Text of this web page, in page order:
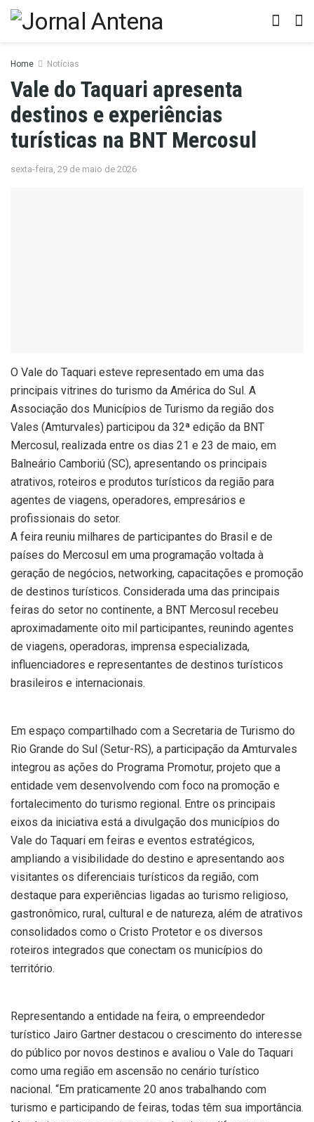
Home Notícias
Vale do Taquari apresenta
destinos e experiências
turísticas na BNT Mercosul
sexta-feira, 29 de maio de 2026
O Vale do Taquari esteve representado em uma das
principais vitrines do turismo da América do Sul. A
Associação dos Municípios de Turismo da região dos
Vales (Amturvales) participou da 32ª edição da BNT
Mercosul, realizada entre os dias 21 e 23 de maio, em
Balneário Camboriú (SC), apresentando os principais
atrativos, roteiros e produtos turísticos da região para
agentes de viagens, operadores, empresários e
profissionais do setor.
A feira reuniu milhares de participantes do Brasil e de
países do Mercosul em uma programação voltada à
geração de negócios, networking, capacitações e promoção
de destinos turísticos. Considerada uma das principais
feiras do setor no continente, a BNT Mercosul recebeu
aproximadamente oito mil participantes, reunindo agentes
de viagens, operadoras, imprensa especializada,
influenciadores e representantes de destinos turísticos
brasileiros e internacionais.
Em espaço compartilhado com a Secretaria de Turismo do
Rio Grande do Sul (Setur-RS), a participação da Amturvales
integrou as ações do Programa Promotur, projeto que a
entidade vem desenvolvendo com foco na promoção e
fortalecimento do turismo regional. Entre os principais
eixos da iniciativa está a divulgação dos municípios do
Vale do Taquari em feiras e eventos estratégicos,
ampliando a visibilidade do destino e apresentando aos
visitantes os diferenciais turísticos da região, com
destaque para experiências ligadas ao turismo religioso,
gastronômico, rural, cultural e de natureza, além de atrativos
consolidados como o Cristo Protetor e os diversos
roteiros integrados que conectam os municípios do
território.
Representando a entidade na feira, o empreendedor
turístico Jairo Gartner destacou o crescimento do interesse
do público por novos destinos e avaliou o Vale do Taquari
como uma região em ascensão no cenário turístico
nacional. “Em praticamente 20 anos trabalhando com
turismo e participando de feiras, todas têm sua importância.